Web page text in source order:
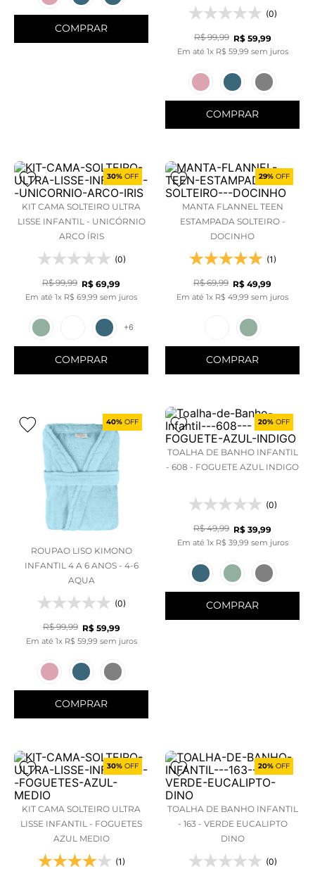
COMPRAR
(0)
R$ 99,99 R$ 59,99
Em até 1x R$ 59 99 sem juros
COMPRAR
30% OFF
KIT CAMA SOLTEIRO ULTRA
LISSE INFANTIL - UNICÓRNIO
ARCO ÍRIS
(0)
R$ 99,99 R$ 69,99
Em até 1x R$ 69 99 sem juros
+6
COMPRAR
29% OFF
MANTA FLANNEL TEEN
ESTAMPADA SOLTEIRO -
DOCINHO
(1)
R$ 69,99 R$ 49,99
Em até 1x R$ 49 99 sem juros
COMPRAR
40% OFF
ROUPAO LISO KIMONO
INFANTIL 4 A 6 ANOS - 4-6
AQUA
(0)
R$ 99,99 R$ 59,99
Em até 1x R$ 59 99 sem juros
COMPRAR
20% OFF
TOALHA DE BANHO INFANTIL
- 608 - FOGUETE AZUL INDIGO
(0)
R$ 49,99 R$ 39,99
Em até 1x R$ 39 99 sem juros
COMPRAR
30% OFF
KIT CAMA SOLTEIRO ULTRA
LISSE INFANTIL - FOGUETES
AZUL MEDIO
(1)
20% OFF
TOALHA DE BANHO INFANTIL
- 163 - VERDE EUCALIPTO
DINO
(0)